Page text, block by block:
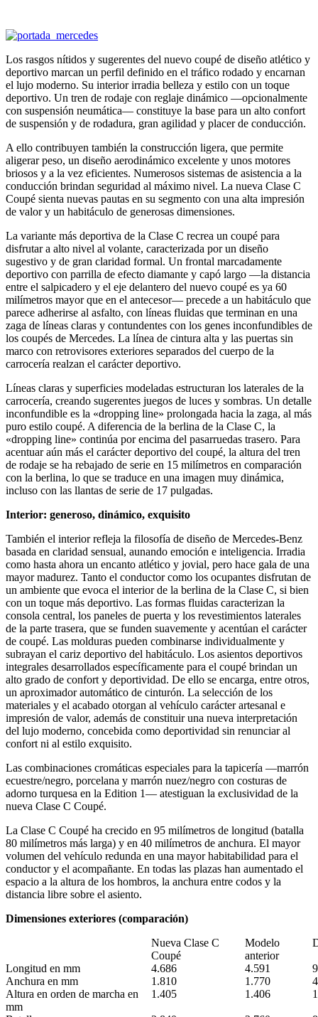
Los rasgos nítidos y sugerentes del nuevo coupé de diseño atlético y
deportivo marcan un perfil definido en el tráfico rodado y encarnan
el lujo moderno. Su interior irradia belleza y estilo con un toque
deportivo. Un tren de rodaje con reglaje dinámico —opcionalmente
con suspensión neumática— constituye la base para un alto confort
de suspensión y de rodadura, gran agilidad y placer de conducción.
A ello contribuyen también la construcción ligera, que permite
aligerar peso, un diseño aerodinámico excelente y unos motores
briosos y a la vez eficientes. Numerosos sistemas de asistencia a la
conducción brindan seguridad al máximo nivel. La nueva Clase C
Coupé sienta nuevas pautas en su segmento con una alta impresión
de valor y un habitáculo de generosas dimensiones.
La variante más deportiva de la Clase C recrea un coupé para
disfrutar a alto nivel al volante, caracterizada por un diseño
sugestivo y de gran claridad formal. Un frontal marcadamente
deportivo con parrilla de efecto diamante y capó largo —la distancia
entre el salpicadero y el eje delantero del nuevo coupé es ya 60
milímetros mayor que en el antecesor— precede a un habitáculo que
parece adherirse al asfalto, con líneas fluidas que terminan en una
zaga de líneas claras y contundentes con los genes inconfundibles de
los coupés de Mercedes. La línea de cintura alta y las puertas sin
marco con retrovisores exteriores separados del cuerpo de la
carrocería realzan el carácter deportivo.
Líneas claras y superficies modeladas estructuran los laterales de la
carrocería, creando sugerentes juegos de luces y sombras. Un detalle
inconfundible es la «dropping line» prolongada hacia la zaga, al más
puro estilo coupé. A diferencia de la berlina de la Clase C, la
«dropping line» continúa por encima del pasarruedas trasero. Para
acentuar aún más el carácter deportivo del coupé, la altura del tren
de rodaje se ha rebajado de serie en 15 milímetros en comparación
con la berlina, lo que se traduce en una imagen muy dinámica,
incluso con las llantas de serie de 17 pulgadas.
Interior: generoso, dinámico, exquisito
También el interior refleja la filosofía de diseño de Mercedes-Benz
basada en claridad sensual, aunando emoción e inteligencia. Irradia
como hasta ahora un encanto atlético y jovial, pero hace gala de una
mayor madurez. Tanto el conductor como los ocupantes disfrutan de
un ambiente que evoca el interior de la berlina de la Clase C, si bien
con un toque más deportivo. Las formas fluidas caracterizan la
consola central, los paneles de puerta y los revestimientos laterales
de la parte trasera, que se funden suavemente y acentúan el carácter
de coupé. Las molduras pueden combinarse individualmente y
subrayan el cariz deportivo del habitáculo. Los asientos deportivos
integrales desarrollados específicamente para el coupé brindan un
alto grado de confort y deportividad. De ello se encarga, entre otros,
un aproximador automático de cinturón. La selección de los
materiales y el acabado otorgan al vehículo carácter artesanal e
impresión de valor, además de constituir una nueva interpretación
del lujo moderno, concebida como deportividad sin renunciar al
confort ni al estilo exquisito.
Las combinaciones cromáticas especiales para la tapicería —marrón
ecuestre/negro, porcelana y marrón nuez/negro con costuras de
adorno turquesa en la Edition 1— atestiguan la exclusividad de la
nueva Clase C Coupé.
La Clase C Coupé ha crecido en 95 milímetros de longitud (batalla
80 milímetros más larga) y en 40 milímetros de anchura. El mayor
volumen del vehículo redunda en una mayor habitabilidad para el
conductor y el acompañante. En todas las plazas han aumentado el
espacio a la altura de los hombros, la anchura entre codos y la
distancia libre sobre el asiento.
Dimensiones exteriores (comparación)
Nueva Clase C
Coupé
Modelo
anterior
Longitud en mm 4.686 4.591
Anchura en mm
1.810 1.770
Altura en orden de marcha en
mm
1.405 1.406 1